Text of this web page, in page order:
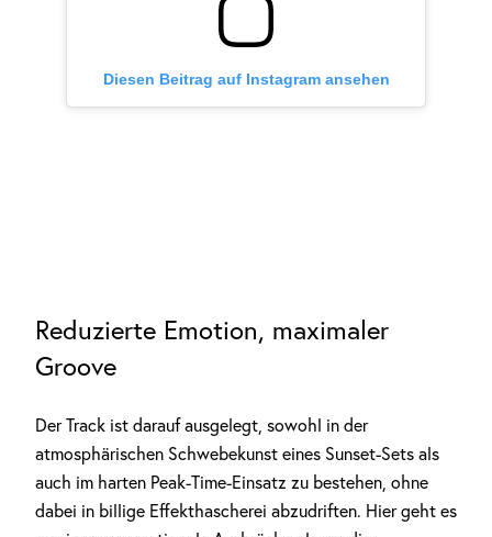
Diesen Beitrag auf Instagram ansehen
Reduzierte Emotion, maximaler
Groove
Der Track ist darauf ausgelegt, sowohl in der
atmosphärischen Schwebekunst eines Sunset-Sets als
auch im harten Peak-Time-Einsatz zu bestehen, ohne
dabei in billige Effekthascherei abzudriften. Hier geht es